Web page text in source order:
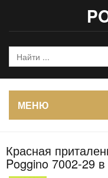
МЕНЮ
Красная
Poggino 7002-29